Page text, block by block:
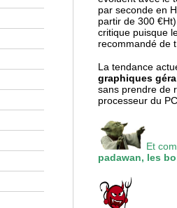
par seconde en
partir de 300
critique puisque
recommandé de
La tendance
graphiques
sans prendre de
processeur du
Et
padawan, les